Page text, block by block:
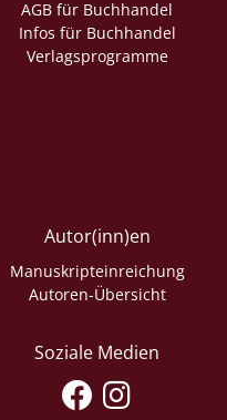
AGB für Buchhandel
Infos für Buchhandel
Verlagsprogramme
Autor(inn)en
Manuskripteinreichung
Autoren-Übersicht
Soziale Medien